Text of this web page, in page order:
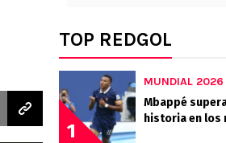
TOP REDGOL
1
MUNDIAL 2026
Mbappé
historia en los